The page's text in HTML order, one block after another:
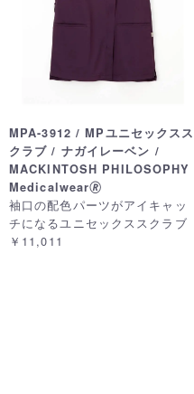
MPA-3912 / MPユニセックスス
クラブ / ナガイレーベン /
MACKINTOSH PHILOSOPHY
Medicalwear🄬
袖口の配色パーツがアイキャッ
チになるユニセックススクラブ
￥11,011